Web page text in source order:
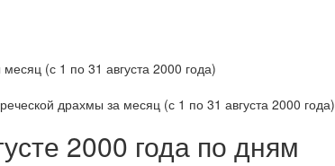
драхмы за месяц (с 1 по 31 августа 2000 года)
2000 года по дням